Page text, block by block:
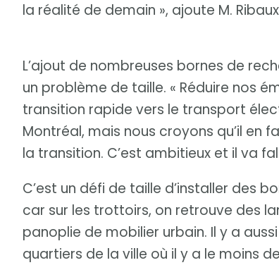
la réalité de demain », ajoute M.
L’ajout de nombreuses bornes de
un problème de taille. « Réduire nos
transition rapide vers le transport
Montréal, mais nous croyons qu’il en
la transition. C’est ambitieux et il va
C’est un défi de taille d’installer des
car sur les trottoirs, on retrouve des
panoplie de mobilier urbain. Il y a
quartiers de la ville où il y a le moins